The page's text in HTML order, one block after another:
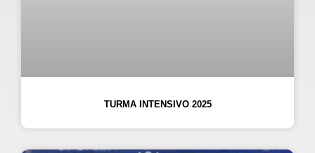
TURMA INTENSIVO 2025